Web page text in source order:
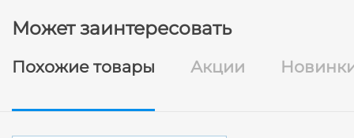
Может заинтересовать
Похожие товары Акции